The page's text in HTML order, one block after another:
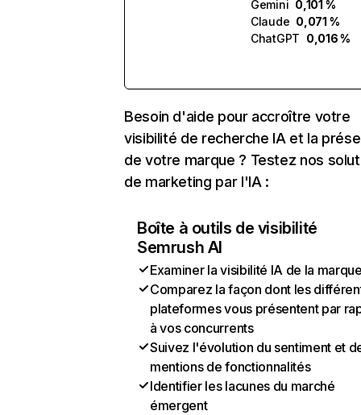
Gemini 0,101 %
Claude 0,071 %
ChatGPT 0,016 %
Besoin d'aide pour accroître votre
visibilité de recherche IA et la
de votre marque ? Testez nos
de marketing par l'IA :
Boîte à outils de visibilité
Semrush AI
Examiner la visibilité IA de la
Comparez la façon dont les
plateformes vous présentent par
à vos concurrents
Suivez l'évolution du sentiment et
mentions de fonctionnalités
Identifier les lacunes du marché
émergent